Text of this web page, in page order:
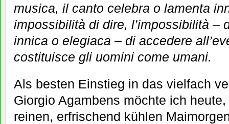
musica, il canto celebra o lamenta
impossibilità di dire, l’impossibilità –
innica o elegiaca – di accedere
costituisce gli uomini come umani.
Als besten Einstieg in das vielfach
Giorgio Agambens möchte ich
reinen, erfrischend kühlen